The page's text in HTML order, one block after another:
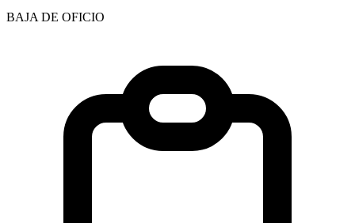
BAJA DE OFICIO